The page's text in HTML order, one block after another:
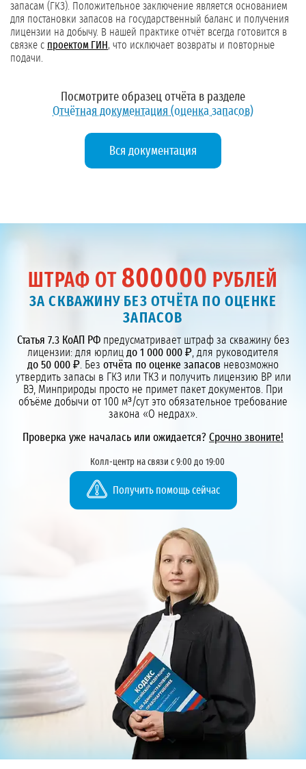
запасам (ГКЗ). Положительное заключение является основанием
для постановки запасов на государственный баланс и получения
лицензии на добычу. В нашей практике отчёт всегда готовится в
связке с проектом ГИН, что исключает возвраты и повторные
подачи.
Посмотрите образец отчёта в разделе
Отчётная документация (оценка запасов)
Вся документация
ШТРАФ ОТ 800000 РУБЛЕЙ
ЗА СКВАЖИНУ БЕЗ ОТЧЁТА ПО ОЦЕНКЕ
ЗАПАСОВ
Статья 7.3 КоАП РФпредусматривает штраф за скважину без
лицензии: для юрлиц до 1 000 000 ₽ , для руководителя
до 50 000 ₽ . Без отчёта по оценке запасов невозможно
утвердить запасы в ГКЗ или ТКЗ и получить лицензию ВР или
ВЭ, Минприроды просто не примет пакет документов. При
объёме добычи от 100 м³/сут это обязательное требование
закона «О недрах».
Проверка уже началась или ожидается? Срочно звоните!
Колл-центр на связи с 9:00 до 19:00
Получить помощь сейчас